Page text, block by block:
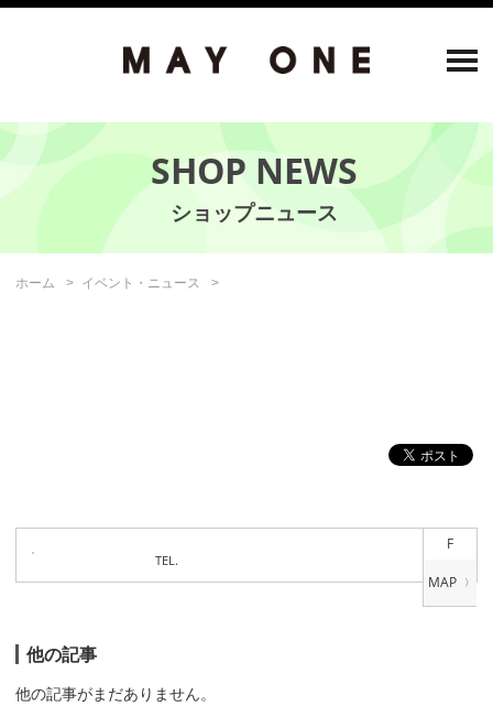
SHOP NEWS
ホーム イベント・ニュース
F
TEL.
他の記事
他の記事がまだありません。